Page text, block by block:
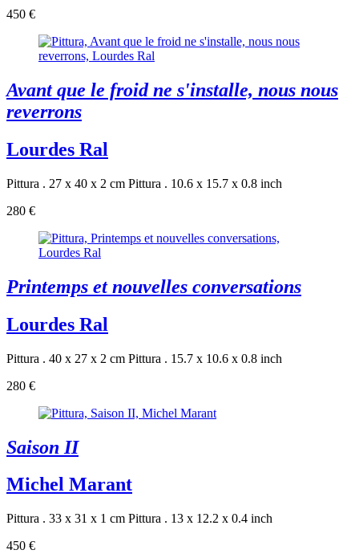
450 €
Avant que le froid ne s'installe, nous nous
reverrons
Lourdes Ral
Pittura . 27 x 40 x 2 cm Pittura . 10.6 x 15.7 x 0.8 inch
280 €
Printemps et nouvelles conversations
Lourdes Ral
Pittura . 40 x 27 x 2 cm Pittura . 15.7 x 10.6 x 0.8 inch
280 €
Saison II
Michel Marant
Pittura . 33 x 31 x 1 cm Pittura . 13 x 12.2 x 0.4 inch
450 €